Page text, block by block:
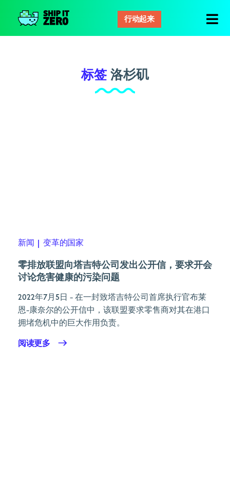
行动起来
标签 洛杉矶
新闻 | 变革的国家
零排放联盟向塔吉特公司发出公开信，要求开会
讨论危害健康的污染问题
2022年7月5日 - 在一封致塔吉特公司首席执行官布莱
恩-康奈尔的公开信中，该联盟要求零售商对其在港口
拥堵危机中的巨大作用负责。
阅读更多